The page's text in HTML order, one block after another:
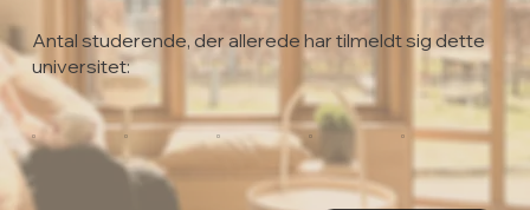
Antal studerende, der allerede har tilmeldt sig dette
universitet:
0
0
0
0
0